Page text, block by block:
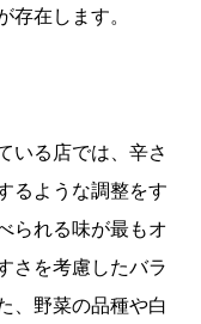
存在します。
いる店では、辛さ
るような調整をす
られる味が最もオ
さを考慮したバラ
、野菜の品種や白